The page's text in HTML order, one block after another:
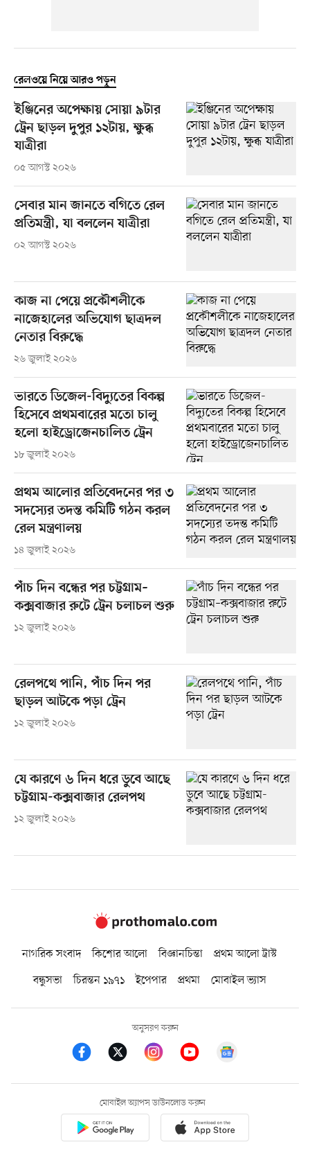
রেলওয়ে নিয়ে আরও পড়ুন
ইঞ্জিনের অপেক্ষায় সোয়া ৯টার
ট্রেন ছাড়ল দুপুর ১২টায়, ক্ষুব্ধ
যাত্রীরা
০৫ আগস্ট ২০২৬
সেবার মান জানতে বগিতে রেল
প্রতিমন্ত্রী, যা বললেন যাত্রীরা
০২ আগস্ট ২০২৬
কাজ না পেয়ে প্রকৌশলীকে
নাজেহালের অভিযোগ ছাত্রদল
নেতার বিরুদ্ধে
২৬ জুলাই ২০২৬
ভারতে ডিজেল-বিদ্যুতের বিকল্প
হিসেবে প্রথমবারের মতো চালু
হলো হাইড্রোজেনচালিত ট্রেন
১৮ জুলাই ২০২৬
প্রথম আলোর প্রতিবেদনের পর ৩
সদস্যের তদন্ত কমিটি গঠন করল
রেল মন্ত্রণালয়
১৪ জুলাই ২০২৬
পাঁচ দিন বন্ধের পর চট্টগ্রাম–
কক্সবাজার রুটে ট্রেন চলাচল শুরু
১২ জুলাই ২০২৬
রেলপথে পানি, পাঁচ দিন পর
ছাড়ল আটকে পড়া ট্রেন
১২ জুলাই ২০২৬
যে কারণে ৬ দিন ধরে ডুবে আছে
চট্টগ্রাম-কক্সবাজার রেলপথ
১২ জুলাই ২০২৬
নাগরিক সংবাদ কিশোর আলো বিজ্ঞানচিন্তা
প্রথম আলো ট্রাস্ট
বন্ধুসভা
চিরন্তন ১৯৭১ ইপেপার প্রথমা মোবাইল ভ্যাস
অনুসরণ করুন
মোবাইল অ্যাপস ডাউনলোড করুন